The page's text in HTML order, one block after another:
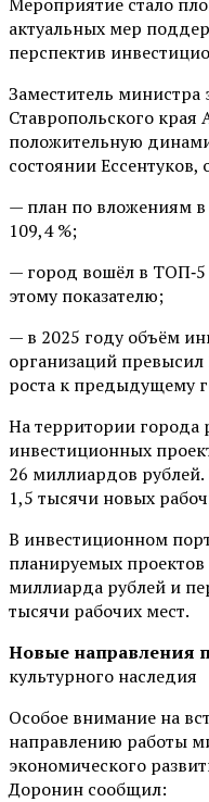
актуальных мер
перспектив
Заместитель министра
Ставропольского
положительную
состоянии
— план по вложениям в
109,4 %;
— город вошёл в
этому показателю;
— в 2025 году объём
организаций
роста к предыдущему
На территории города
инвестиционных
26 миллиардов рублей.
1,5 тысячи новых
В инвестиционном
планируемых
миллиарда рублей и
тысячи рабочих мест.
Новые направления
культурного наследия
Особое внимание на
направлению работы
экономического
Доронин сообщил: